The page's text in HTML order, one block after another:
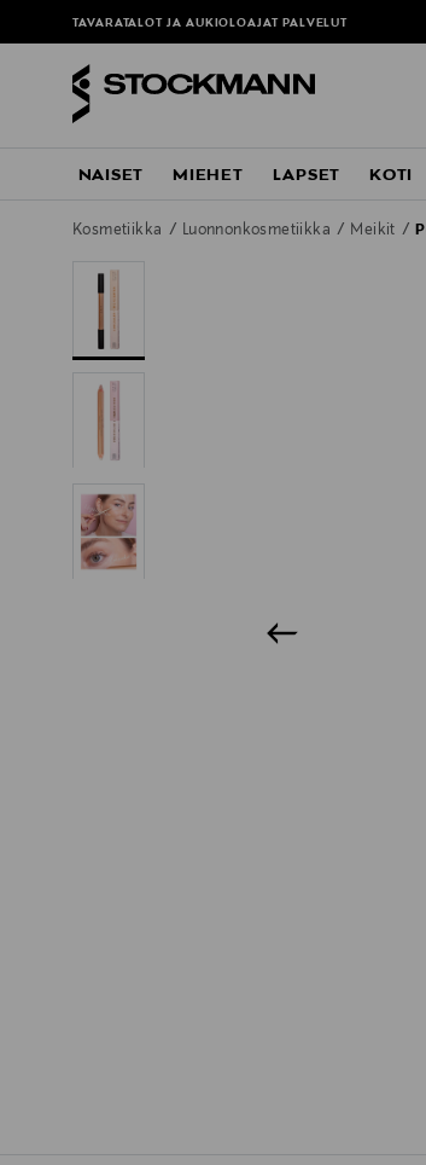
TAVARATALOT JA AUKIOLOAJAT PALVELUT
NAISET MIEHET LAPSET KOTI
Kosmetiikka Luonnonkosmetiikka Meikit